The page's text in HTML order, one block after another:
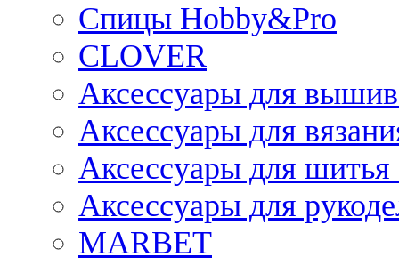
Спицы Hobby&Pro
CLOVER
Аксессуары для
Аксессуары для
Аксессуары для
Аксессуары для
MARBET